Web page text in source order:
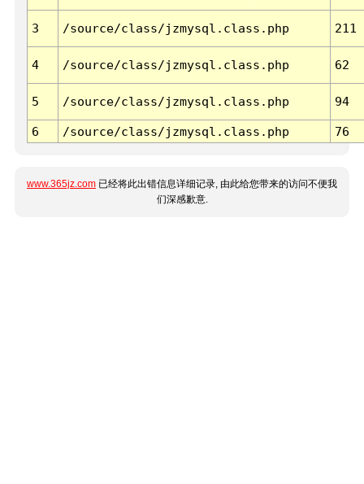
3 /source/class/jzmysql.class.php 211
4 /source/class/jzmysql.class.php 62
5 /source/class/jzmysql.class.php 94
6 /source/class/jzmysql.class.php 76
www.365jz.com 已经将此出错信息详细记录, 由此给您带来的访问不便我
们深感歉意.